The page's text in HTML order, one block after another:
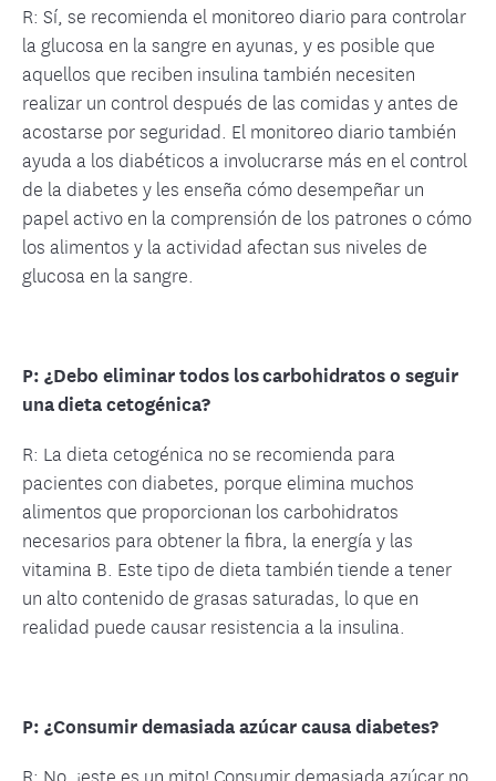
R: Sí, se recomienda el monitoreo diario para controlar
la glucosa en la sangre en ayunas, y es posible que
aquellos que reciben insulina también necesiten
realizar un control después de las comidas y antes de
acostarse por seguridad. El monitoreo diario también
ayuda a los diabéticos a involucrarse más en el control
de la diabetes y les enseña cómo desempeñar un
papel activo en la comprensión de los patrones o cómo
los alimentos y la actividad afectan sus niveles de
glucosa en la sangre.
P: ¿Debo eliminar todos los carbohidratos o seguir
una dieta cetogénica?
R: La dieta cetogénica no se recomienda para
pacientes con diabetes, porque elimina muchos
alimentos que proporcionan los carbohidratos
necesarios para obtener la fibra, la energía y las
vitamina B. Este tipo de dieta también tiende a tener
un alto contenido de grasas saturadas, lo que en
realidad puede causar resistencia a la insulina.
P: ¿Consumir demasiada azúcar causa diabetes?
R: No, ¡este es un mito! Consumir demasiada azúcar no